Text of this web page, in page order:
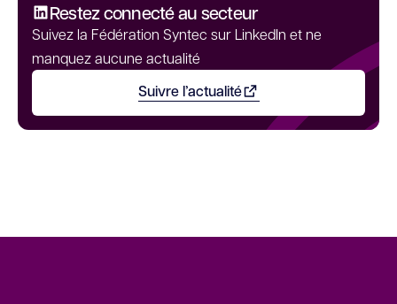
Restez connecté au secteur
Suivez la Fédération Syntec sur LinkedIn et ne
manquez aucune actualité
Suivre l’actualitéOuvrir dans un nouvel onglet